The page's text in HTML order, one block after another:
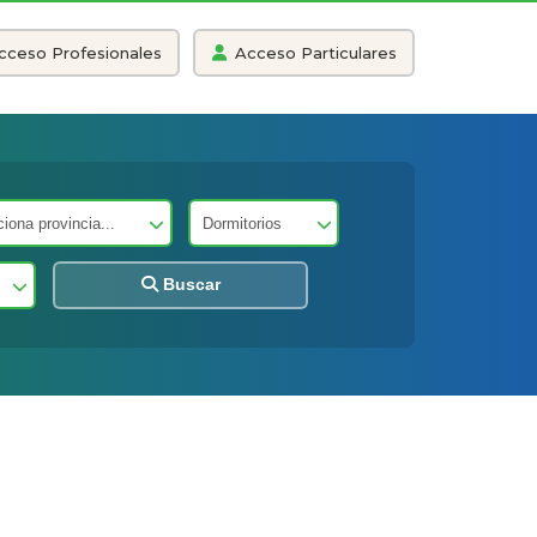
Profesionales Acceso Particulares
Buscar